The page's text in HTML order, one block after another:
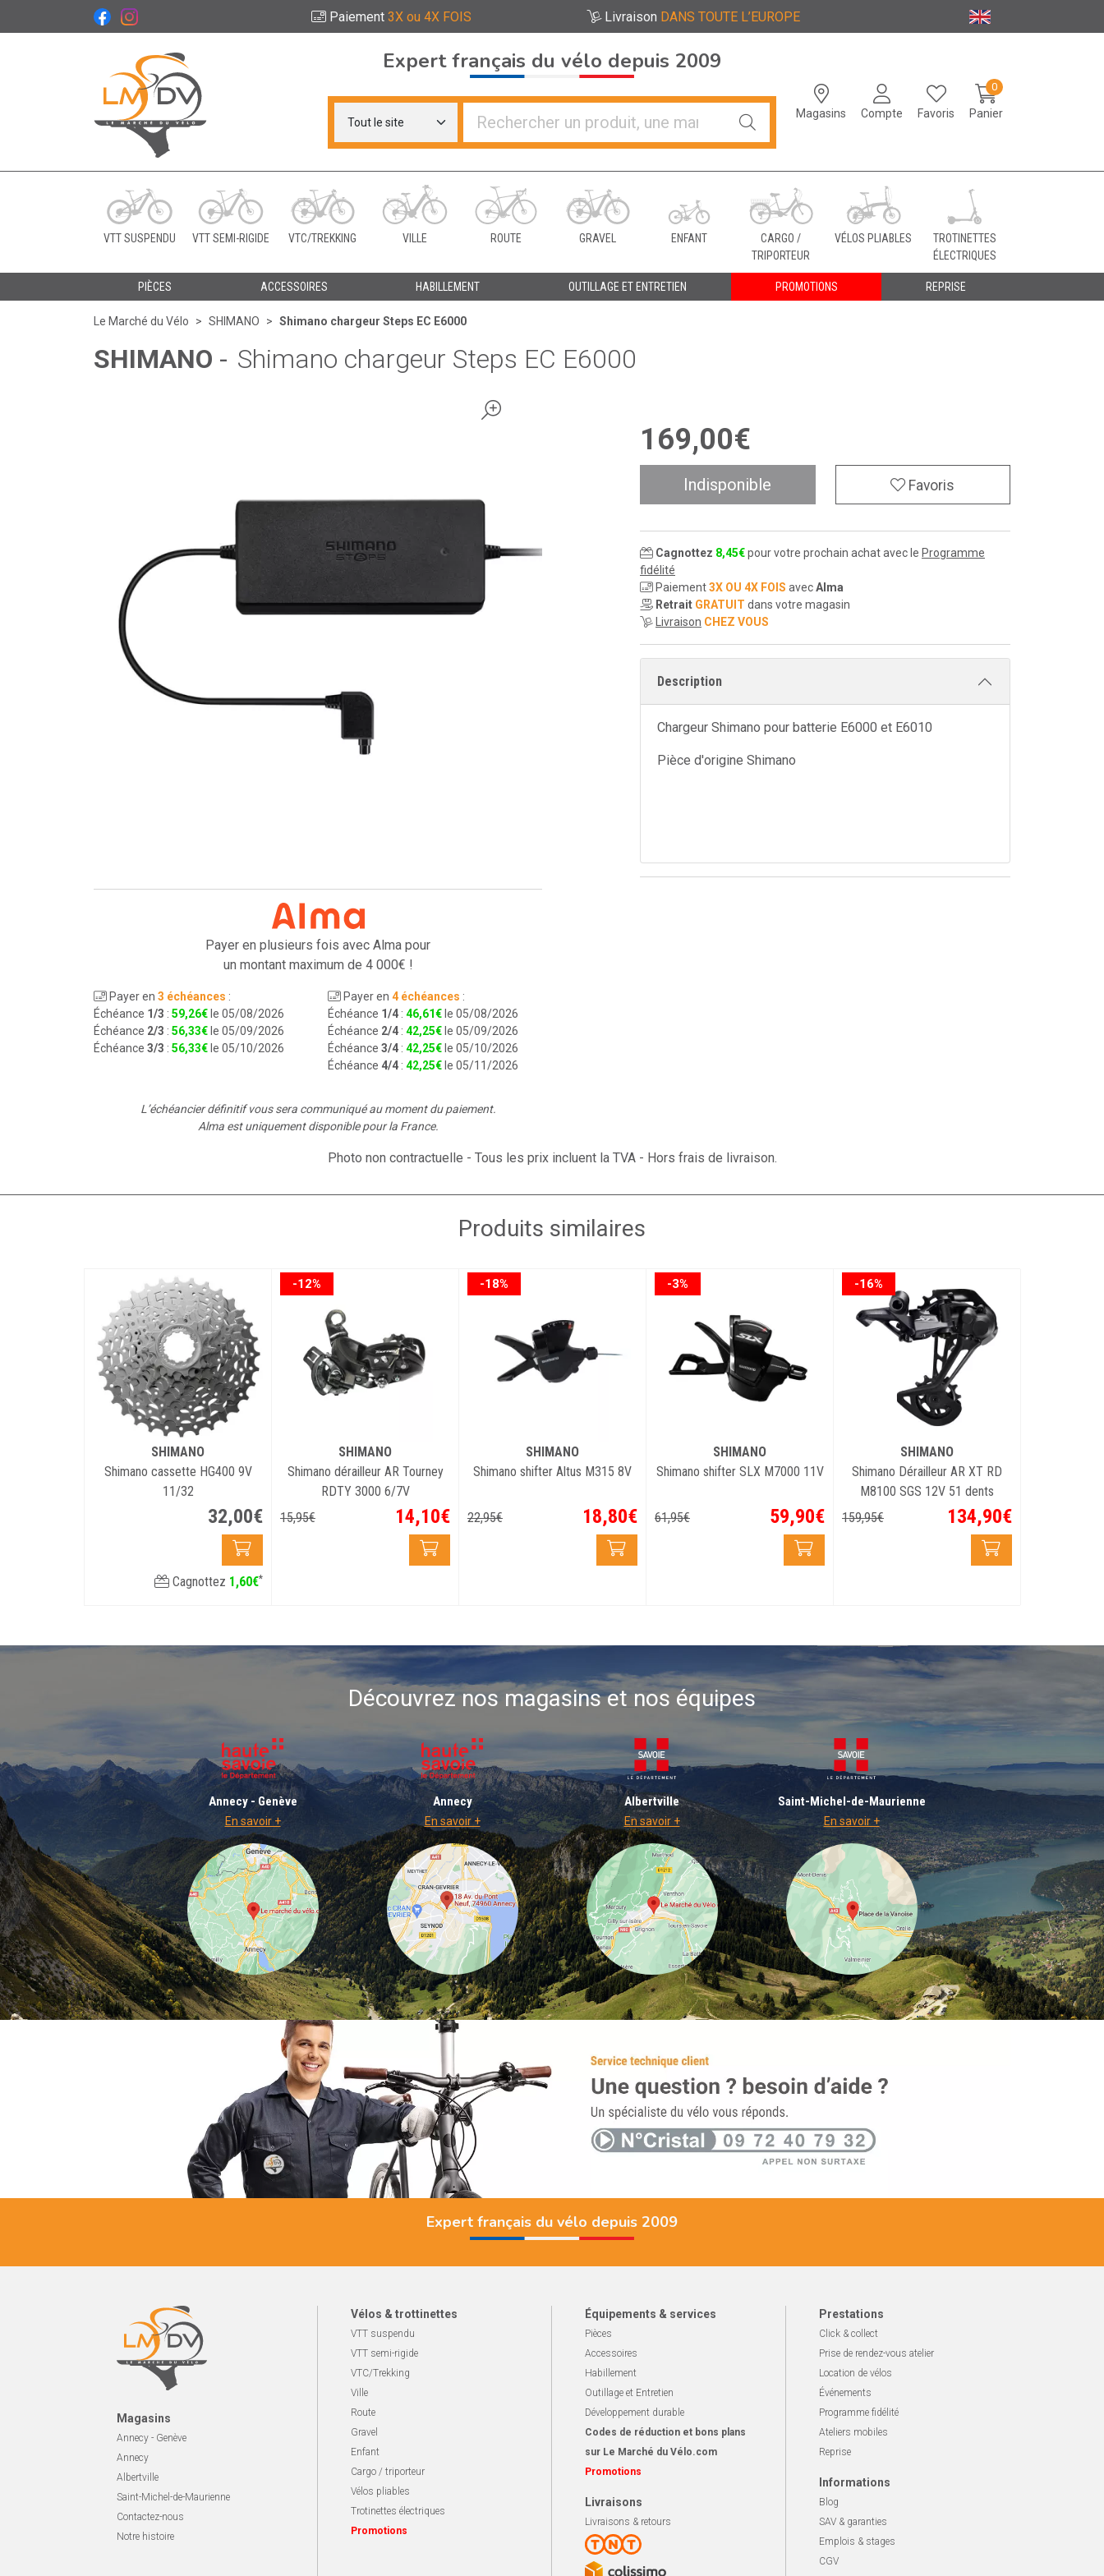
Paiement 3X ou 4X FOIS Livraison DANS TOUTE L’EUROPE
Le Marché du Vélo Votre distributeurs de vélo
Magasins Compte Favoris Panier
0
Expert français du vélo depuis 2009
VTT SUSPENDU VTT SEMI-RIGIDE VTC/TREKKING VILLE ROUTE GRAVEL ENFANT
CARGO /
TRIPORTEUR
VÉLOS PLIABLES
TROTINETTES
ÉLECTRIQUES
PIÈCES ACCESSOIRES HABILLEMENT OUTILLAGE ET ENTRETIEN PROMOTIONS REPRISE
Le Marché du Vélo SHIMANO Shimano chargeur Steps EC E6000
SHIMANO - Shimano chargeur Steps EC E6000
Payer en plusieurs fois avec Alma pour
un montant maximum de 4 000€ !
Payer en 3 échéances :
Échéance 1/3 : 59,26€ le 05/08/2026
Échéance 2/3 : 56,33€ le 05/09/2026
Échéance 3/3 : 56,33€ le 05/10/2026
Payer en 4 échéances :
Échéance 1/4 : 46,61€ le 05/08/2026
Échéance 2/4 : 42,25€ le 05/09/2026
Échéance 3/4 : 42,25€ le 05/10/2026
Échéance 4/4 : 42,25€ le 05/11/2026
L’échéancier définitif vous sera communiqué au moment du paiement.
Alma est uniquement disponible pour la France.
169,00€
Indisponible Favoris
Cagnottez 8,45€pour votre prochain achat avec le Programme
fidélité
Paiement3X OU 4X FOIS avecAlma
Retrait GRATUIT dans votre magasin
Livraison CHEZ VOUS
Description
Chargeur Shimano pour batterie E6000 et E6010
Pièce d'origine Shimano
Photo non contractuelle - Tous les prix incluent la TVA - Hors frais de livraison.
Produits similaires
SHIMANO
Shimano cassette HG400 9V
11/32
32,00€
Cagnottez 1,60€*
-12%
SHIMANO
Shimano dérailleur AR Tourney
RDTY 3000 6/7V
15,95€ 14,10€
-18%
SHIMANO
Shimano shifter Altus M315 8V
22,95€ 18,80€
-3%
SHIMANO
Shimano shifter SLX M7000 11V
61,95€ 59,90€
-16%
SHIMANO
Shimano Dérailleur AR XT RD
M8100 SGS 12V 51 dents
159,95€ 134,90€
Découvrez nos magasins et nos équipes
Annecy - Genève
En savoir +
Annecy
En savoir +
Albertville
En savoir +
Saint-Michel-de-Maurienne
En savoir +
Expert français du vélo depuis 2009
Magasins
Annecy - Genève
Annecy
Albertville
Saint-Michel-de-Maurienne
Contactez-nous
Notre histoire
Vélos & trottinettes
VTT suspendu
VTT semi-rigide
VTC/Trekking
Ville
Route
Gravel
Enfant
Cargo / triporteur
Vélos pliables
Trotinettes électriques
Promotions
Équipements & services
Pièces
Accessoires
Habillement
Outillage et Entretien
Développement durable
Codes de réduction et bons plans
sur Le Marché du Vélo.com
Promotions
Livraisons
Livraisons & retours
Prestations
Click & collect
Prise de rendez-vous atelier
Location de vélos
Événements
Programme fidélité
Ateliers mobiles
Reprise
Informations
Blog
SAV & garanties
Emplois & stages
CGV